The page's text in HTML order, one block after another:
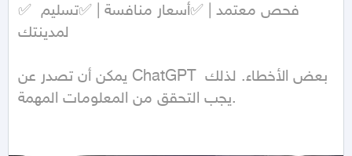
✅ فحص معتمد | ✅أسعار منافسة | ✅تسليم
لمدينتك
يمكن أن تصدر عن ChatGPT بعض الأخطاء. لذلك
يجب التحقق من المعلومات المهمة.